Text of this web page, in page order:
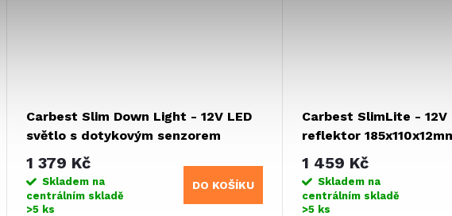
Carbest Slim Down Light - 12V LED
světlo s dotykovým senzorem
Ø130xH9mm
1 379 Kč
Skladem na
centrálním skladě
>5 ks
DO KOŠÍKU
Carbest SlimLite - 12V
reflektor
1 459 Kč
Skladem na
centrálním skladě
>5 ks